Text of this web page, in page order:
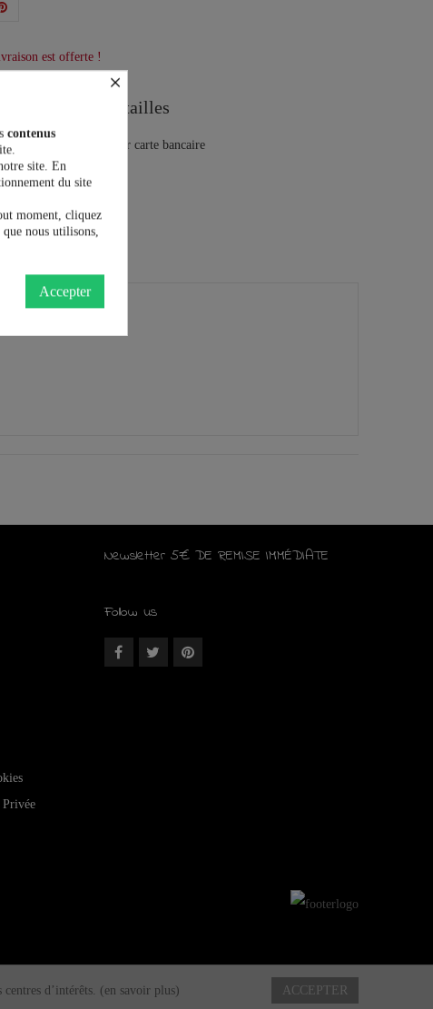
est offerte !
Guide des tailles
Privée
Newsletter 5€ DE REMISE IMMÉDIATE
Follow us
ACCEPTER
d’intérêts. (en savoir plus)
×
contenus
site. En
du site
moment, cliquez
nous utilisons,
Accepter